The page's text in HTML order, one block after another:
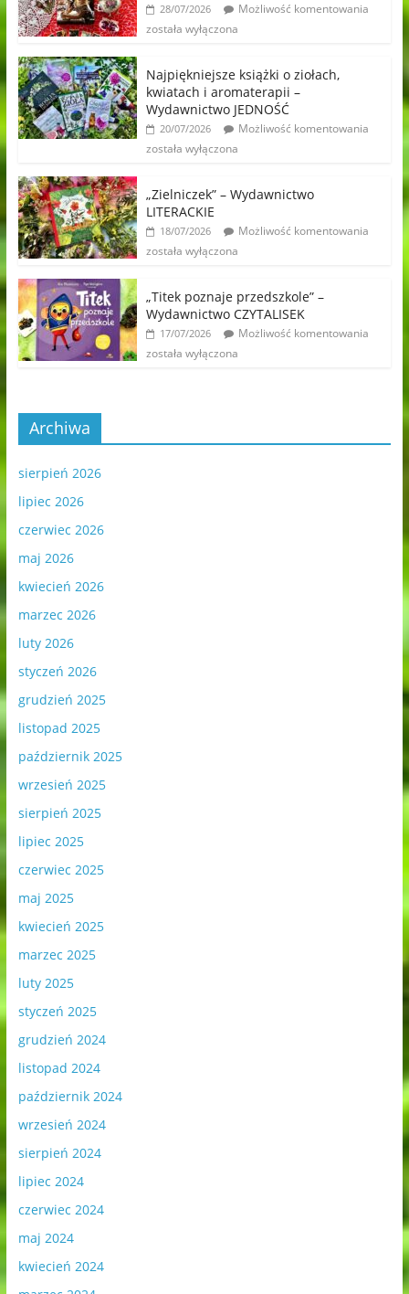
28/07/2026
Możliwość komentowania
została wyłączona
Najpiękniejsze książki o ziołach,
kwiatach i aromaterapii –
Wydawnictwo JEDNOŚĆ
20/07/2026
Możliwość komentowania
została wyłączona
„Zielniczek” – Wydawnictwo
LITERACKIE
18/07/2026
Możliwość komentowania
została wyłączona
„Titek poznaje przedszkole” –
Wydawnictwo CZYTALISEK
17/07/2026
Możliwość komentowania
została wyłączona
Archiwa
sierpień 2026
lipiec 2026
czerwiec 2026
maj 2026
kwiecień 2026
marzec 2026
luty 2026
styczeń 2026
grudzień 2025
listopad 2025
październik 2025
wrzesień 2025
sierpień 2025
lipiec 2025
czerwiec 2025
maj 2025
kwiecień 2025
marzec 2025
luty 2025
styczeń 2025
grudzień 2024
listopad 2024
październik 2024
wrzesień 2024
sierpień 2024
lipiec 2024
czerwiec 2024
maj 2024
kwiecień 2024